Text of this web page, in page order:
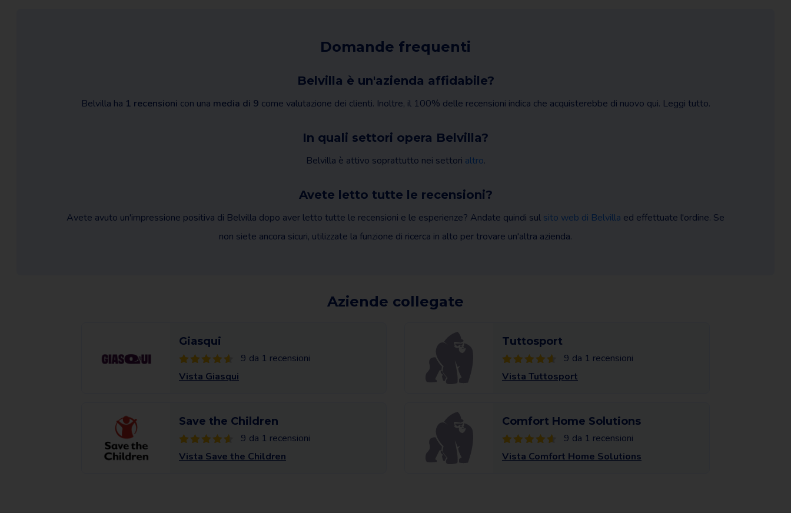
Domande frequenti
Belvilla è un'azienda affidabile?
Belvilla ha 1 recensioni con una media di 9 come valutazione dei clienti. Inoltre, il 100% delle recensioni indica che acquisterebbe di nuovo qui. Leggi tutto.
In quali settori opera Belvilla?
Belvilla è attivo soprattutto nei settori altro.
Avete letto tutte le recensioni?
Avete avuto un'impressione positiva di Belvilla dopo aver letto tutte le recensioni e le esperienze? Andate quindi sul sito web di Belvilla ed effettuate l'ordine. Se
non siete ancora sicuri, utilizzate la funzione di ricerca in alto per trovare un'altra azienda.
Aziende collegate
Giasqui
9 da 1 recensioni
Vista Giasqui
Tuttosport
9 da 1 recensioni
Vista Tuttosport
Save the Children
9 da 1 recensioni
Vista Save the Children
Comfort Home Solutions
9 da 1 recensioni
Vista Comfort Home Solutions